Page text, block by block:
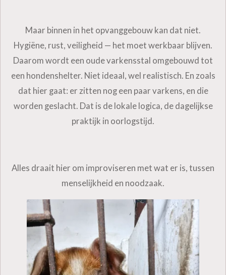
Maar binnen in het opvanggebouw kan dat niet.
Hygiëne, rust, veiligheid — het moet werkbaar blijven.
Daarom wordt een oude varkensstal omgebouwd tot
een hondenshelter. Niet ideaal, wel realistisch. En zoals
dat hier gaat: er zitten nog een paar varkens, en die
worden geslacht. Dat is de lokale logica, de dagelijkse
praktijk in oorlogstijd.
Alles draait hier om improviseren met wat er is, tussen
menselijkheid en noodzaak.